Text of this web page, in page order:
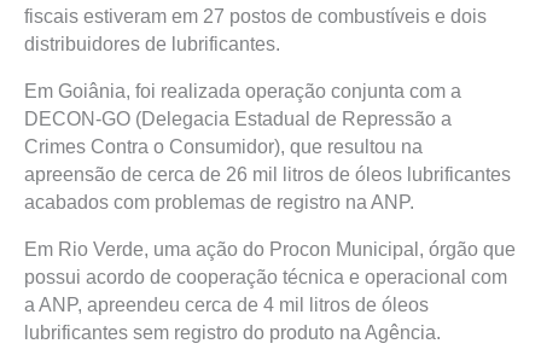
fiscais estiveram em 27 postos de combustíveis e dois
distribuidores de lubrificantes.
Em Goiânia, foi realizada operação conjunta com a
DECON-GO (Delegacia Estadual de Repressão a
Crimes Contra o Consumidor), que resultou na
apreensão de cerca de 26 mil litros de óleos lubrificantes
acabados com problemas de registro na ANP.
Em Rio Verde, uma ação do Procon Municipal, órgão que
possui acordo de cooperação técnica e operacional com
a ANP, apreendeu cerca de 4 mil litros de óleos
lubrificantes sem registro do produto na Agência.